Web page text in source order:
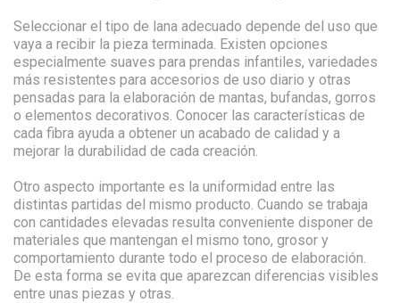
Seleccionar el tipo de lana adecuado depende del uso que
vaya a recibir la pieza terminada. Existen opciones
especialmente suaves para prendas infantiles, variedades
más resistentes para accesorios de uso diario y otras
pensadas para la elaboración de mantas, bufandas, gorros
o elementos decorativos. Conocer las características de
cada fibra ayuda a obtener un acabado de calidad y a
mejorar la durabilidad de cada creación.
Otro aspecto importante es la uniformidad entre las
distintas partidas del mismo producto. Cuando se trabaja
con cantidades elevadas resulta conveniente disponer de
materiales que mantengan el mismo tono, grosor y
comportamiento durante todo el proceso de elaboración.
De esta forma se evita que aparezcan diferencias visibles
entre unas piezas y otras.